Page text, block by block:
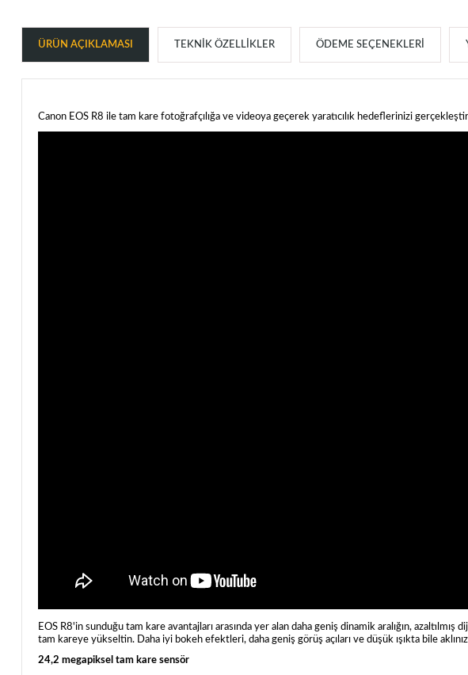
ÜRÜN AÇIKLAMASI TEKNIK ÖZELLIKLER ÖDEME SEÇENEKLERI
Canon EOS R8 ile tam kare fotoğrafçılığa ve videoya geçerek yaratıcılık hedeflerinizi
EOS R8'in sunduğu tam kare avantajları arasında yer alan daha geniş dinamik aralığın, azaltılmış
tam kareye yükseltin. Daha iyi bokeh efektleri, daha geniş görüş açıları ve düşük ışıkta bile
24,2 megapiksel tam kare sensör